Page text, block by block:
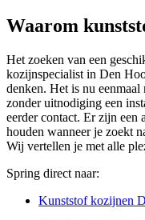
Waarom
Het zoeken van een
kozijnspecialist in Den
denken. Het is nu eenmaal
zonder uitnodiging een
eerder contact. Er zijn een
houden wanneer je zoekt
Wij vertellen je met alle
Spring direct naar:
Kunststof kozijnen